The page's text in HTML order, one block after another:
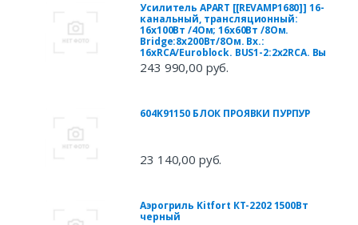
Усилитель APART [[REVAMP1680]] 16-
канальный, трансляционный:
16х100Вт /4Ом; 16х60Вт /8Ом.
Bridge:8х200Вт/8Ом. Вх.:
16хRCA/Euroblock. BUS1-2:2х2RCA. Вы
243 990,00 руб.
604K91150 БЛОК ПРОЯВКИ ПУРПУР
23 140,00 руб.
Аэрогриль Kitfort КТ-2202 1500Вт
черный